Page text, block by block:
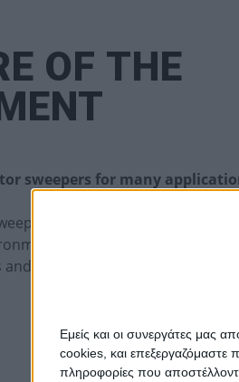
Εμείς και οι συνεργάτες μας
cookies, και επεξεργαζόμαστε
πληροφορίες που
OF THE
sweepers for many
are electric or have an
friendly. They have
are suitable for indoor use.